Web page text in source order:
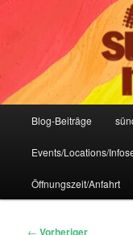
Sündige
IHR Laden für
Blog-Beiträge
Events/Locations/
Öffnungszeit/Anfahrt
Beitragsnavigation
← Vorheriger